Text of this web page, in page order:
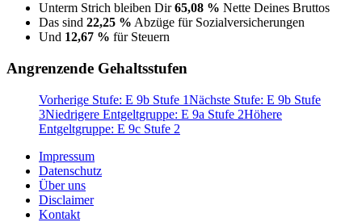
Unterm Strich bleiben Dir65,08 % Nette Deines Bruttos
Das sind 22,25 % Abzüge für Sozialversicherungen
Und 12,67 % für Steuern
Angrenzende Gehaltsstufen
Vorherige Stufe: E 9b Stufe 1Nächste Stufe: E 9b Stufe
3Niedrigere Entgeltgruppe: E 9a Stufe 2Höhere
Entgeltgruppe: E 9c Stufe 2
Impressum
Datenschutz
Über uns
Disclaimer
Kontakt